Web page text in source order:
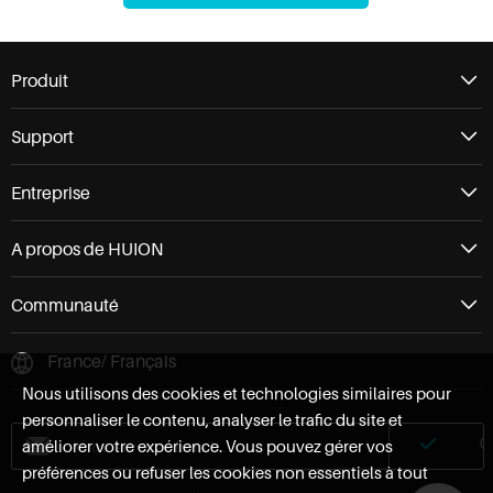
Produit
Support
Entreprise
A propos de HUION
Communauté
France/ Français
Nous utilisons des cookies et technologies similaires pour
personnaliser le contenu, analyser le trafic du site et
améliorer votre expérience. Vous pouvez gérer vos
préférences ou refuser les cookies non essentiels à tout